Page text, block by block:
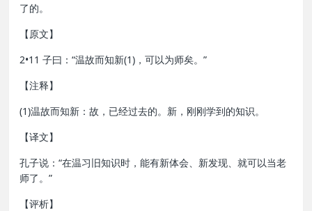
了的。
【原文】
2•11 子曰：“温故而知新(1)，可以为师矣。”
【注释】
(1)温故而知新：故，已经过去的。新，刚刚学到的知识。
【译文】
孔子说：“在温习旧知识时，能有新体会、新发现、就可以当老
师了。”
【评析】